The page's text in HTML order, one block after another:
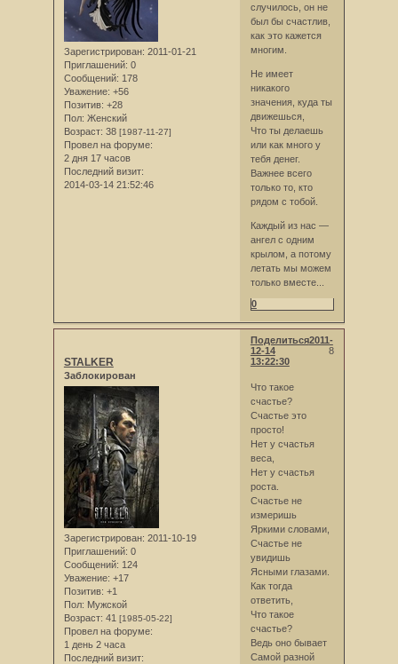
Зарегистрирован: 2011-01-21
Приглашений: 0
Сообщений: 178
Уважение: +56
Позитив: +28
Пол: Женский
Возраст: 38 [1987-11-27]
Провел на форуме:
2 дня 17 часов
Последний визит:
2014-03-14 21:52:46
случилось, он не
был бы счастлив,
как это кажется
многим.
Не имеет
никакого
значения, куда ты
движешься,
Что ты делаешь
или как много у
тебя денег.
Важнее всего
только то, кто
рядом с тобой.
Каждый из нас —
ангел с одним
крылом, а потому
летать мы можем
только вместе...
0
Поделиться
8
2011-
12-14
13:22:30
STALKER
Заблокирован
Зарегистрирован: 2011-10-19
Приглашений: 0
Сообщений: 124
Уважение: +17
Позитив: +1
Пол: Мужской
Возраст: 41 [1985-05-22]
Провел на форуме:
1 день 2 часа
Последний визит:
Что такое
счастье?
Счастье это
просто!
Нет у счастья
веса,
Нет у счастья
роста.
Счастье не
измеришь
Яркими словами,
Счастье не
увидишь
Ясными глазами.
Как тогда
ответить,
Что такое
счастье?
Ведь оно бывает
Самой разной